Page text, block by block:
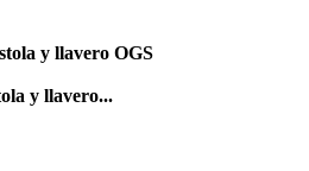
y llavero OGS
y llavero...